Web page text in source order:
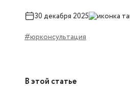
30 декабря 2025
#юрконсультация
В этой статье